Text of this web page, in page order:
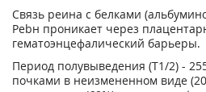
Связь реина с белками
Реbн проникает через
гематоэнцефалический барьеры.
Период полувыведения (Т1/2) -
почками в неизмененном виде